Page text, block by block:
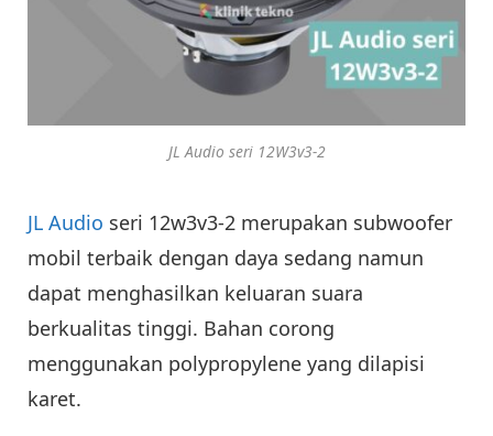
JL Audio seri 12W3v3-2
JL Audio seri 12w3v3-2 merupakan subwoofer
mobil terbaik dengan daya sedang namun
dapat menghasilkan keluaran suara
berkualitas tinggi. Bahan corong
menggunakan polypropylene yang dilapisi
karet.